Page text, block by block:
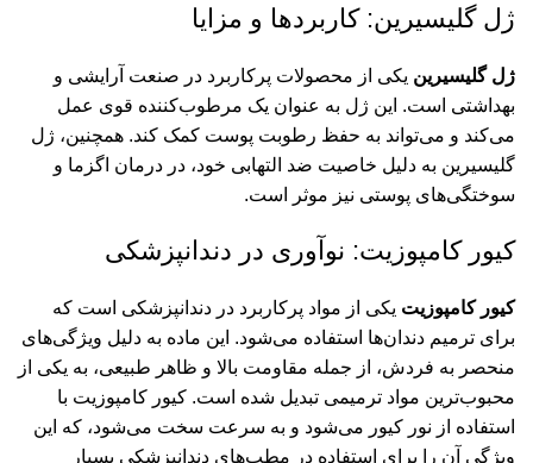
ژل گلیسیرین: کاربردها و مزایا
ژل گلیسیرین یکی از محصولات پرکاربرد در صنعت آرایشی و
بهداشتی است. این ژل به عنوان یک مرطوب‌کننده قوی عمل
می‌کند و می‌تواند به حفظ رطوبت پوست کمک کند. همچنین، ژل
گلیسیرین به دلیل خاصیت ضد التهابی خود، در درمان اگزما و
سوختگی‌های پوستی نیز موثر است.
کیور کامپوزیت: نوآوری در دندانپزشکی
کیور کامپوزیت یکی از مواد پرکاربرد در دندانپزشکی است که
برای ترمیم دندان‌ها استفاده می‌شود. این ماده به دلیل ویژگی‌های
منحصر به فردش، از جمله مقاومت بالا و ظاهر طبیعی، به یکی از
محبوب‌ترین مواد ترمیمی تبدیل شده است. کیور کامپوزیت با
استفاده از نور کیور می‌شود و به سرعت سخت می‌شود، که این
ویژگی آن را برای استفاده در مطب‌های دندانپزشکی بسیار